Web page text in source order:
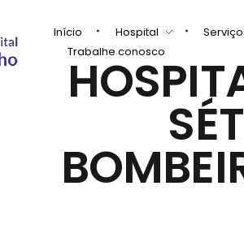
Início Hospital
Trabalhe conosco